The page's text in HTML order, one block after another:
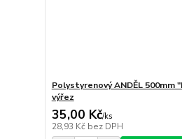
Polystyrenový ANDĚL 500mm
výřez
35,00 Kč/ks
28,93 Kč bez DPH